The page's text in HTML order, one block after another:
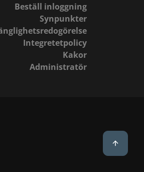
Beställ inloggning
Synpunkter
Integretetpolicy
Kakor
Administratör
Back to